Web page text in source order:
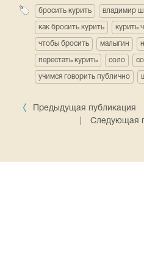
бросить курить владимир
как бросить курить курить
чтобы бросить малыгин
перестать курить соло
учимся говорить публично
Предыдущая публикация
Следующая